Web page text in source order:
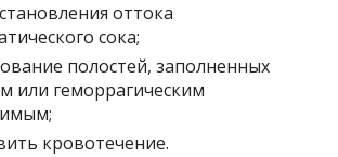
оттока
сока;
полостей, заполненных
или геморрагическим
кровотечение.